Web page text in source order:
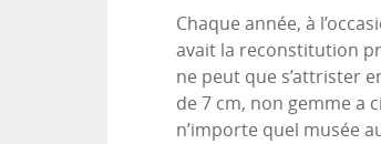
Chaque année, à
avait la reconstitution
ne peut que s’attrister
de 7 cm, non gemme a
n’importe quel musée